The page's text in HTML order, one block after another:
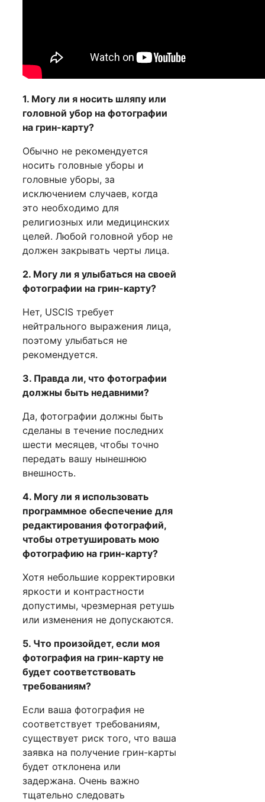
1. Могу ли я носить шляпу или
головной убор на фотографии
на грин-карту?
Обычно не рекомендуется
носить головные уборы и
головные уборы, за
исключением случаев, когда
это необходимо для
религиозных или медицинских
целей. Любой головной убор не
должен закрывать черты лица.
2. Могу ли я улыбаться на своей
фотографии на грин-карту?
Нет, USCIS требует
нейтрального выражения лица,
поэтому улыбаться не
рекомендуется.
3. Правда ли, что фотографии
должны быть недавними?
Да, фотографии должны быть
сделаны в течение последних
шести месяцев, чтобы точно
передать вашу нынешнюю
внешность.
4. Могу ли я использовать
программное обеспечение для
редактирования фотографий,
чтобы отретушировать мою
фотографию на грин-карту?
Хотя небольшие корректировки
яркости и контрастности
допустимы, чрезмерная ретушь
или изменения не допускаются.
5. Что произойдет, если моя
фотография на грин-карту не
будет соответствовать
требованиям?
Если ваша фотография не
соответствует требованиям,
существует риск того, что ваша
заявка на получение грин-карты
будет отклонена или
задержана. Очень важно
тщательно следовать